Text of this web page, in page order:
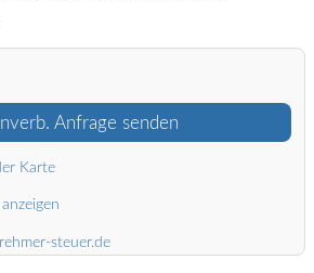
Anfrage senden
Karte
anzeigen
steuer.de